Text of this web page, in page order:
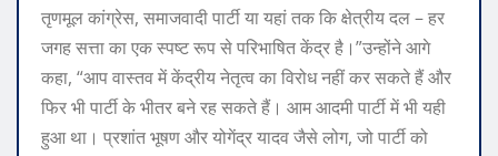
तृणमूल कांग्रेस, समाजवादी पार्टी या यहां तक ​​​​कि क्षेत्रीय दल – हर
जगह सत्ता का एक स्पष्ट रूप से परिभाषित केंद्र है।”उन्होंने आगे
कहा, “आप वास्तव में केंद्रीय नेतृत्व का विरोध नहीं कर सकते हैं और
फिर भी पार्टी के भीतर बने रह सकते हैं। आम आदमी पार्टी में भी यही
हुआ था। प्रशांत भूषण और योगेंद्र यादव जैसे लोग, जो पार्टी को